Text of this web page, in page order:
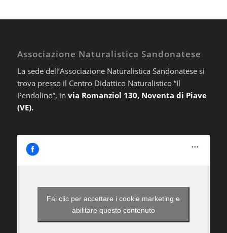
Associazione Naturalistica Sandonatese
La sede dell’Associazione Naturalistica Sandonatese si
trova presso il Centro Didattico Naturalistico “Il
Pendolino”, in via Romanziol 130, Noventa di Piave
(VE).
Fai clic per accettare i cookie marketing e
abilitare questo contenuto